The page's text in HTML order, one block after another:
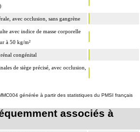
avec occlusion, sans gangrène
avec indice de masse corporelle
à 50 kg/m²
congénital
de siège précisé, avec occlusion,
générée à partir des statistiques du PMSI français
associés à